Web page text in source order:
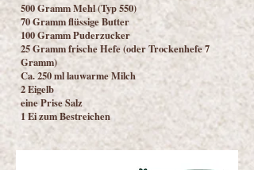
500 Gramm Mehl (Typ 550)
70 Gramm flüssige Butter
100 Gramm Puderzucker
25 Gramm frische Hefe (oder Trockenhefe 7
Gramm)
Ca. 250 ml lauwarme Milch
2 Eigelb
eine Prise Salz
1 Ei zum Bestreichen